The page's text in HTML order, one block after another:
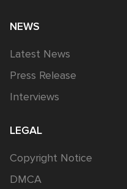
NEWS
Latest News
Press Release
Interviews
LEGAL
Copyright Notice
DMCA